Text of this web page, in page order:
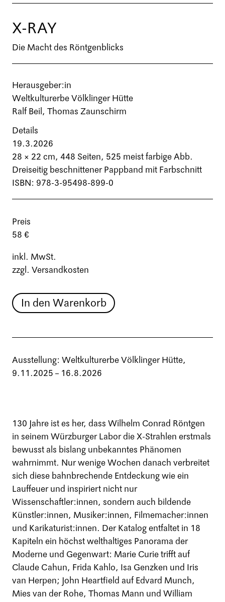
X-RAY
Die Macht des Röntgenblicks
Herausgeber:in
Weltkulturerbe Völklinger Hütte
Ralf Beil, Thomas Zaunschirm
Details
19.3.2026
28 × 22 cm, 448 Seiten, 525 meist farbige Abb.
Dreiseitig beschnittener Pappband mit Farbschnitt
ISBN: 978-3-95498-899-0
Preis
58 €
inkl. MwSt.
zzgl. Versandkosten
In den Warenkorb
Ausstellung: Weltkulturerbe Völklinger Hütte,
9.11.2025 – 16.8.2026
130 Jahre ist es her, dass Wilhelm Conrad Röntgen
in seinem Würzburger Labor die X-Strahlen erstmals
bewusst als bislang unbekanntes Phänomen
wahrnimmt. Nur wenige Wochen danach verbreitet
sich diese bahnbrechende Entdeckung wie ein
Lauffeuer und inspiriert nicht nur
Wissenschaftler:innen, sondern auch bildende
Künstler:innen, Musiker:innen, Filmemacher:innen
und Karikaturist:innen. Der Katalog entfaltet in 18
Kapiteln ein höchst welthaltiges Panorama der
Moderne und Gegenwart: Marie Curie trifft auf
Claude Cahun, Frida Kahlo, Isa Genzken und Iris
van Herpen; John Heartfield auf Edvard Munch,
Mies van der Rohe, Thomas Mann und William